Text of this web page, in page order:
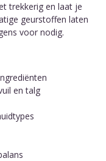
trekkerig en laat je
geurstoffen laten
voor nodig.
en talg